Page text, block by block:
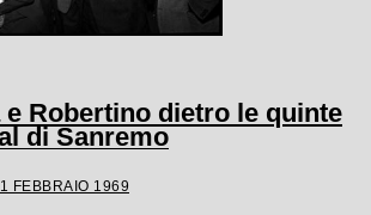
Robertino dietro le quinte
di Sanremo
FEBBRAIO 1969